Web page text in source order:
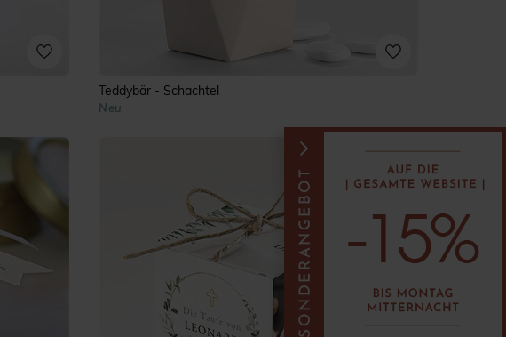
Teddybär - Schachtel
Neu